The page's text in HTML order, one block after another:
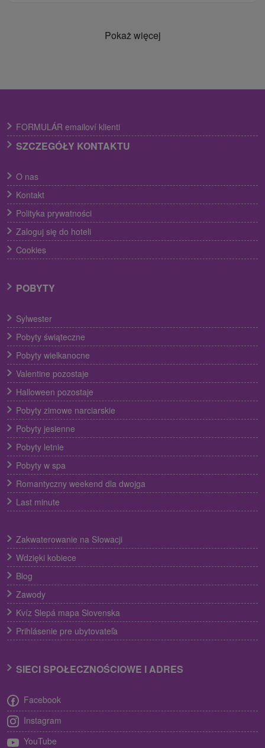
Pokaż więcej
FORMULÁR emailoví klienti
SZCZEGÓŁY KONTAKTU
O nas
Kontakt
Polityka prywatności
Zaloguj się do hoteli
Cookies
POBYTY
Sylwester
Pobyty świąteczne
Pobyty wielkanocne
Valentine pozostaje
Halloween pozostaje
Pobyty zimowe narciarskie
Pobyty jesienne
Pobyty letnie
Pobyty w spa
Romantyczny weekend dla dwojga
Last minute
Zakwaterowanie na Słowacji
Wdzięki kobiece
Blog
Zawody
Kvíz Slepá mapa Slovenska
Prihlásenie pre ubytovateľa
SIECI SPOŁECZNOŚCIOWE I ADRES
Facebook
Instagram
YouTube